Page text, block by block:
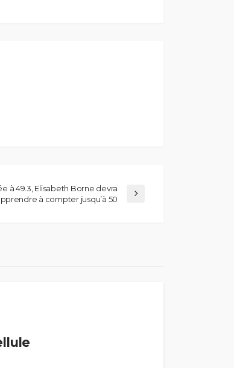
à 49.3, Elisabeth Borne devra
à compter jusqu’à 50